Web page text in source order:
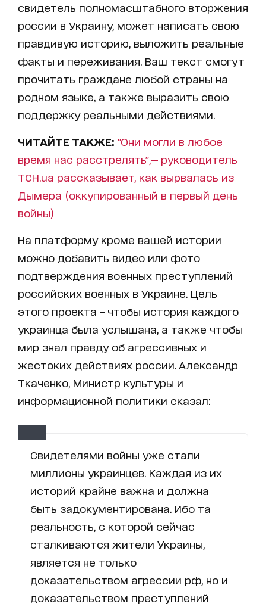
свидетель полномасштабного вторжения
россии в Украину, может написать свою
правдивую историю, выложить реальные
факты и переживания. Ваш текст смогут
прочитать граждане любой страны на
родном языке, а также выразить свою
поддержку реальными действиями.
ЧИТАЙТЕ ТАКЖЕ: "Они могли в любое
время нас расстрелять",— руководитель
ТСН.ua рассказывает, как вырвалась из
Дымера (оккупированный в первый день
войны)
На платформу кроме вашей истории
можно добавить видео или фото
подтверждения военных преступлений
российских военных в Украине. Цель
этого проекта – чтобы история каждого
украинца была услышана, а также чтобы
мир знал правду об агрессивных и
жестоких действиях россии. Александр
Ткаченко, Министр культуры и
информационной политики сказал:
Свидетелями войны уже стали
миллионы украинцев. Каждая из их
историй крайне важна и должна
быть задокументирована. Ибо та
реальность, с которой сейчас
сталкиваются жители Украины,
является не только
доказательством агрессии рф, но и
доказательством преступлений